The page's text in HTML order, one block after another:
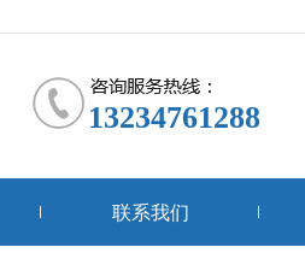
13234761288
联系我们